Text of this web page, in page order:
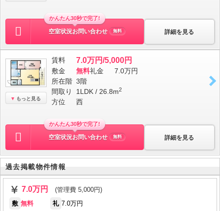
詳細を見る
かんたん30秒で完了!
空室状況お問い合わせ 無料
もっと見る
賃料 7.0万円/5,000円
敷金 無料礼金
7.0万円
所在階 3階
間取り
1LDK / 26.8m2
方位 西
詳細を見る
かんたん30秒で完了!
空室状況お問い合わせ 無料
過去掲載物件情報
7.0万円
(管理費 5,000円)
敷 無料 礼 7.0万円